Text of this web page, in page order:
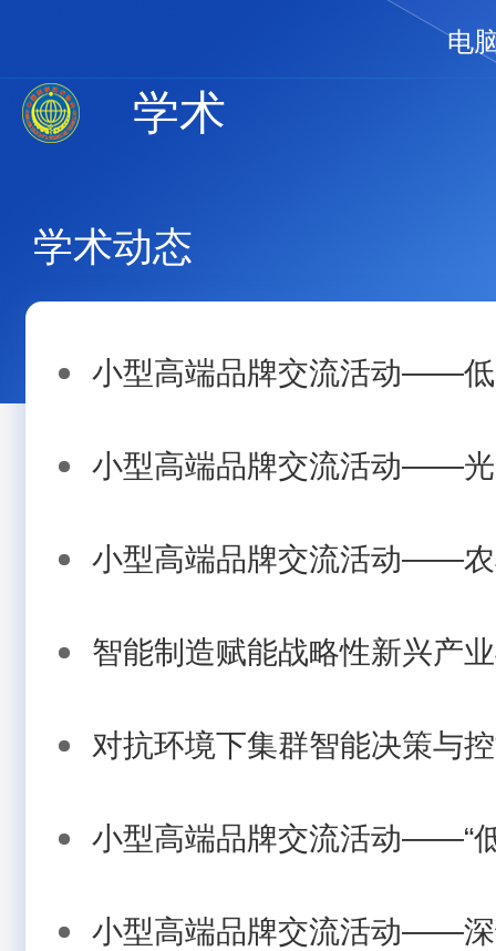
电
学术
学术动态
小型高端品牌交流活动——
小型高端品牌交流活动——
小型高端品牌交流活动——
智能制造赋能战略性新兴产
对抗环境下集群智能决策与
小型高端品牌交流活动——“
小型高端品牌交流活动——